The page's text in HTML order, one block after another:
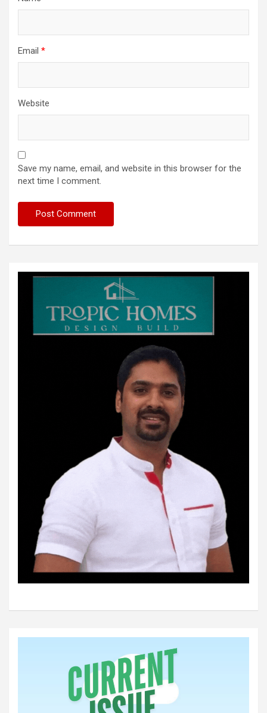
Email *
Website
Save my name, email, and website in this browser for the
next time I comment.